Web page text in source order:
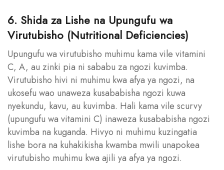
6. Shida za Lishe na Upungufu wa
Virutubisho (Nutritional Deficiencies)
Upungufu wa virutubisho muhimu kama vile vitamini
C, A, au zinki pia ni sababu za ngozi kuvimba.
Virutubisho hivi ni muhimu kwa afya ya ngozi, na
ukosefu wao unaweza kusababisha ngozi kuwa
nyekundu, kavu, au kuvimba. Hali kama vile scurvy
(upungufu wa vitamini C) inaweza kusababisha ngozi
kuvimba na kuganda. Hivyo ni muhimu kuzingatia
lishe bora na kuhakikisha kwamba mwili unapokea
virutubisho muhimu kwa ajili ya afya ya ngozi.